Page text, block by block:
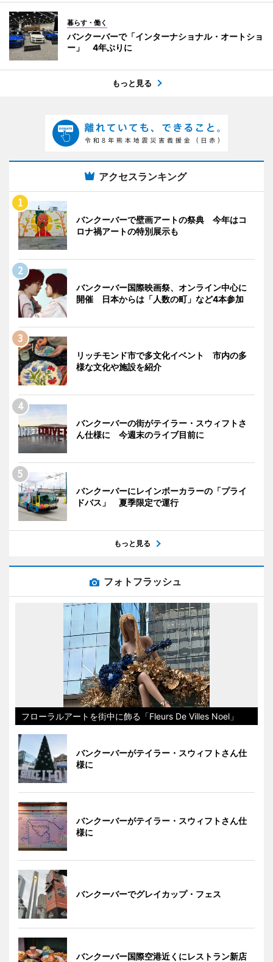
暮らす・働く
バンクーバーで「インターナショナル・オートショ
ー」 4年ぶりに
もっと見る
アクセスランキング
バンクーバーで壁画アートの祭典 今年はコ
ロナ禍アートの特別展示も
バンクーバー国際映画祭、オンライン中心に
開催 日本からは「人数の町」など4本参加
リッチモンド市で多文化イベント 市内の多
様な文化や施設を紹介
バンクーバーの街がテイラー・スウィフトさ
ん仕様に 今週末のライブ目前に
バンクーバーにレインボーカラーの「プライ
ドバス」 夏季限定で運行
もっと見る
フォトフラッシュ
フローラルアートを街中に飾る「Fleurs De Villes Noel」
バンクーバーがテイラー・スウィフトさん仕
様に
バンクーバーがテイラー・スウィフトさん仕
様に
バンクーバーでグレイカップ・フェス
バンクーバー国際空港近くにレストラン新店